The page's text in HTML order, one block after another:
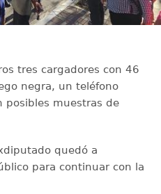
tres cargadores con 46
negra, un teléfono
posibles muestras de
quedó a
para continuar con la